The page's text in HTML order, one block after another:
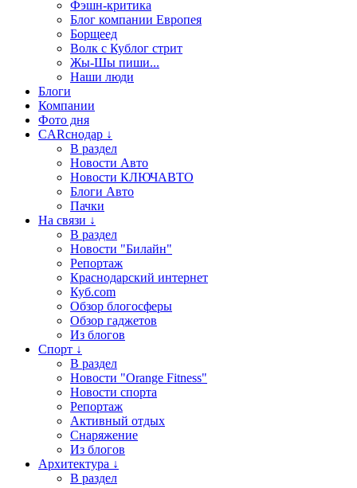
Фэшн-критика
Блог компании Европея
Борщеед
Волк с Кублог стрит
Жы-Шы пиши...
Наши люди
Блоги
Компании
Фото дня
CARснодар ↓
В раздел
Новости Авто
Новости КЛЮЧАВТО
Блоги Авто
Пачки
На связи ↓
В раздел
Новости "Билайн"
Репортаж
Краснодарский интернет
Куб.com
Обзор блогосферы
Обзор гаджетов
Из блогов
Спорт ↓
В раздел
Новости "Orange Fitness"
Новости спорта
Репортаж
Активный отдых
Снаряжение
Из блогов
Архитектура ↓
В раздел